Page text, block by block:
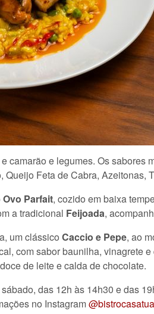
camarão e legumes. Os sabores
Feta de Cabra, Azeitonas,
Ovo Parfait, cozido em baixa
a tradicional Feijoada,
um clássico Caccio e Pepe, ao
com sabor baunilha, vinagrete
de leite e calda de chocolate.
das 12h às 14h30 e das
no Instagram@bistrocasatua